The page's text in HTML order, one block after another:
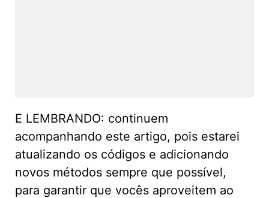
E LEMBRANDO: continuem
acompanhando este artigo, pois estarei
atualizando os códigos e adicionando
novos métodos sempre que possível,
para garantir que vocês aproveitem ao